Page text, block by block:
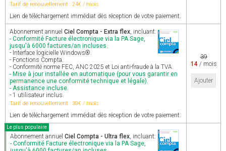
Tarif de renouvellement : 24€ / mois
Lien de téléchargement immédiat dès réception de votre paiement.
Abonnement annuel Ciel Compta - Extra flex, incluant:
- Conformité Facture électronique via la PA Sage,
jusqu'à 6000 factures/an incluses.
- Interface logicielle Windows®.
- Fonctions Compta.
- Conformité norme FEC, ANC 2025 et Loi anti-fraude à la TVA.
- Mise à jour installée en automatique (pour vous garantir en
permanence une conformité technique et légale).
- Assistance incluse.
- 1 utilisateur inclus.
Tarif de renouvellement : 39€ / mois
Lien de téléchargement immédiat dès réception de votre paiement.
39
14/ mois
Ajouter
Le plus populaire
Abonnement annuel Ciel Compta - Ultra flex, incluant:
- Conformité Facture électronique via la PA Sage,